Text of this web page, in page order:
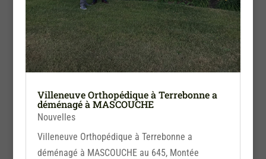
Villeneuve Orthopédique à Terrebonne a
déménagé à MASCOUCHE
Nouvelles
Villeneuve Orthopédique à Terrebonne a
déménagé à MASCOUCHE au 645, Montée